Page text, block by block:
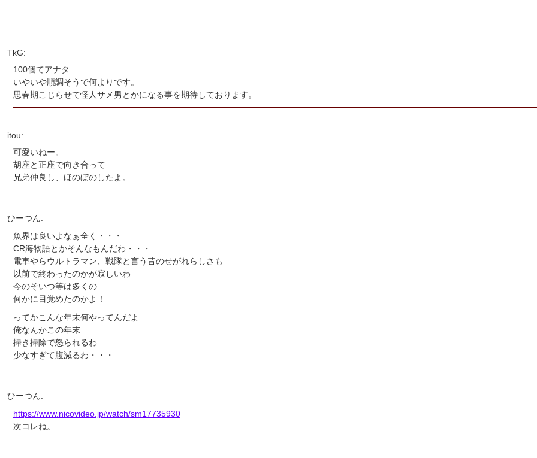
TkG:
100個てアナタ…
いやいや順調そうで何よりです。
思春期こじらせて怪人サメ男とかになる事を期待しております。
itou:
可愛いねー。
胡座と正座で向き合って
兄弟仲良し、ほのぼのしたよ。
ひーつん:
魚界は良いよなぁ全く・・・
CR海物語とかそんなもんだわ・・・
電車やらウルトラマン、戦隊と言う昔のせがれらしさも
以前で終わったのかが寂しいわ
今のそいつ等は多くの
何かに目覚めたのかよ！
ってかこんな年末何やってんだよ
俺なんかこの年末
掃き掃除で怒られるわ
少なすぎて腹減るわ・・・
ひーつん:
https://www.nicovideo.jp/watch/sm17735930
次コレね。